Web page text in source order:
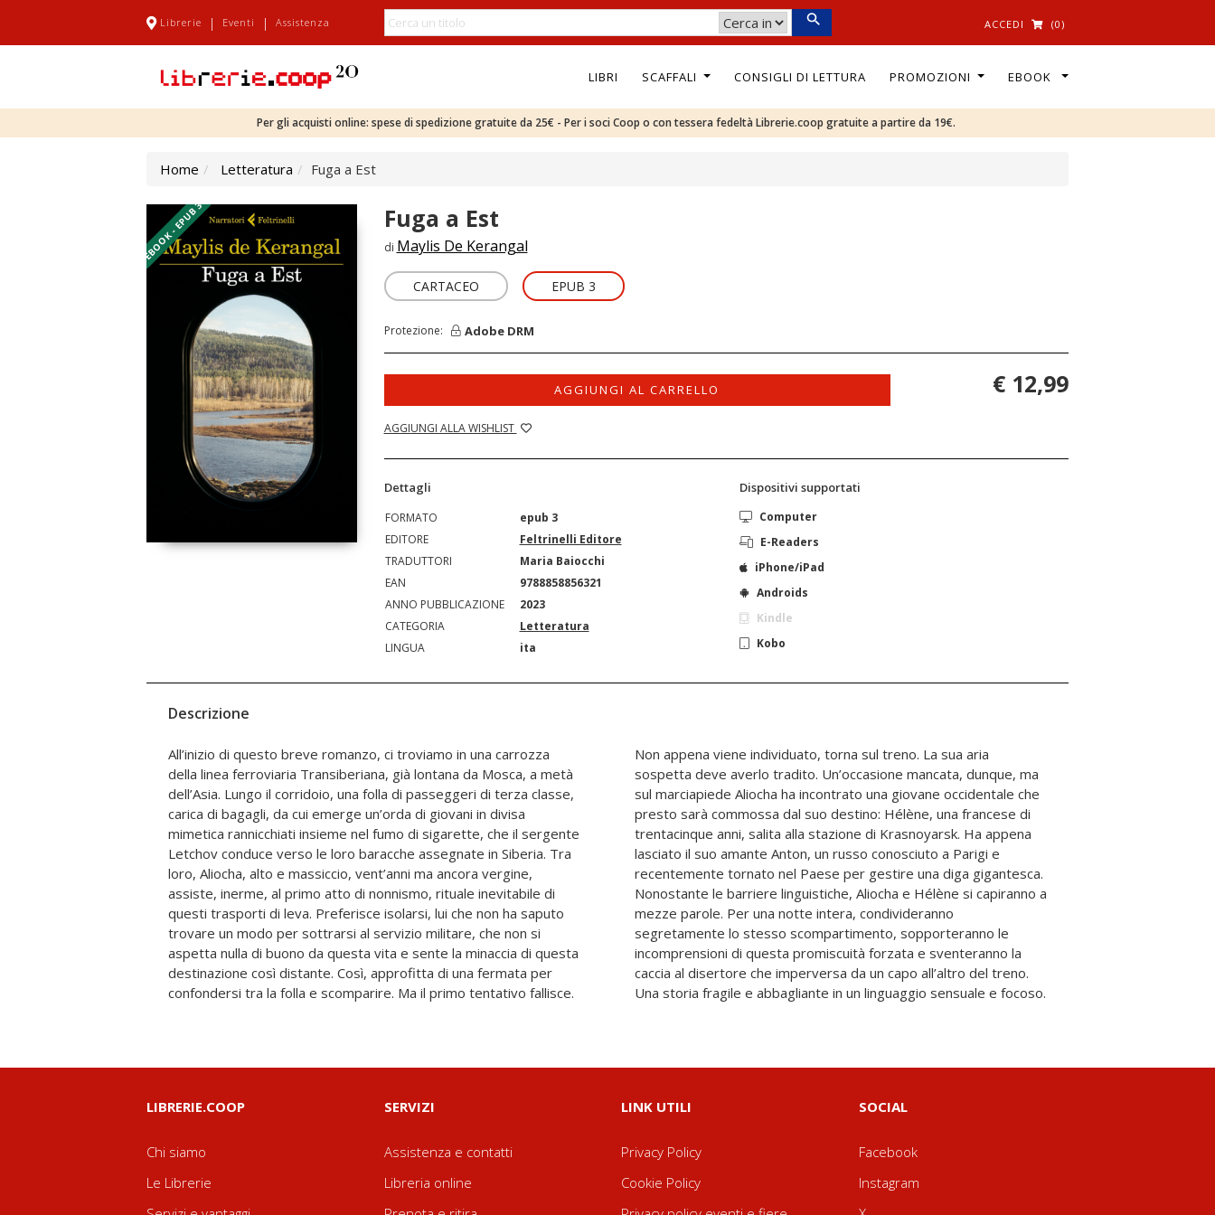
Librerie | Eventi | Assistenza ACCEDI (0)
LIBRI SCAFFALI CONSIGLI DI LETTURA PROMOZIONI EBOOK
Per gli acquisti online: spese di spedizione gratuite da 25€ - Per i soci Coop o con tessera fedeltà Librerie.coop gratuite a partire da 19€.
Home Letteratura Fuga a Est
EBOOK - EPUB 3 Fuga a Est
di Maylis De Kerangal
CARTACEO EPUB 3
Protezione: Adobe DRM
AGGIUNGI AL CARRELLO
AGGIUNGI ALLA WISHLIST
€ 12,99
Dettagli
FORMATO
epub 3
EDITORE
Feltrinelli Editore
TRADUTTORI
Maria Baiocchi
EAN
9788858856321
ANNO PUBBLICAZIONE
2023
CATEGORIA
Letteratura
LINGUA
ita
Dispositivi supportati
Computer
E-Readers
iPhone/iPad
Androids
Kindle
Kobo
Descrizione
All’inizio di questo breve romanzo, ci troviamo in una carrozza
della linea ferroviaria Transiberiana, già lontana da Mosca, a metà
dell’Asia. Lungo il corridoio, una folla di passeggeri di terza classe,
carica di bagagli, da cui emerge un’orda di giovani in divisa
mimetica rannicchiati insieme nel fumo di sigarette, che il sergente
Letchov conduce verso le loro baracche assegnate in Siberia. Tra
loro, Aliocha, alto e massiccio, vent’anni ma ancora vergine,
assiste, inerme, al primo atto di nonnismo, rituale inevitabile di
questi trasporti di leva. Preferisce isolarsi, lui che non ha saputo
trovare un modo per sottrarsi al servizio militare, che non si
aspetta nulla di buono da questa vita e sente la minaccia di questa
destinazione così distante. Così, approfitta di una fermata per
confondersi tra la folla e scomparire. Ma il primo tentativo fallisce.
Non appena viene individuato, torna sul treno. La sua aria
sospetta deve averlo tradito. Un’occasione mancata, dunque, ma
sul marciapiede Aliocha ha incontrato una giovane occidentale che
presto sarà commossa dal suo destino: Hélène, una francese di
trentacinque anni, salita alla stazione di Krasnoyarsk. Ha appena
lasciato il suo amante Anton, un russo conosciuto a Parigi e
recentemente tornato nel Paese per gestire una diga gigantesca.
Nonostante le barriere linguistiche, Aliocha e Hélène si capiranno a
mezze parole. Per una notte intera, condivideranno
segretamente lo stesso scompartimento, sopporteranno le
incomprensioni di questa promiscuità forzata e sventeranno la
caccia al disertore che imperversa da un capo all’altro del treno.
Una storia fragile e abbagliante in un linguaggio sensuale e focoso.
LIBRERIE.COOP
Chi siamo
Le Librerie
SERVIZI
Assistenza e contatti
Libreria online
LINK UTILI
Privacy Policy
Cookie Policy
SOCIAL
Facebook
Instagram